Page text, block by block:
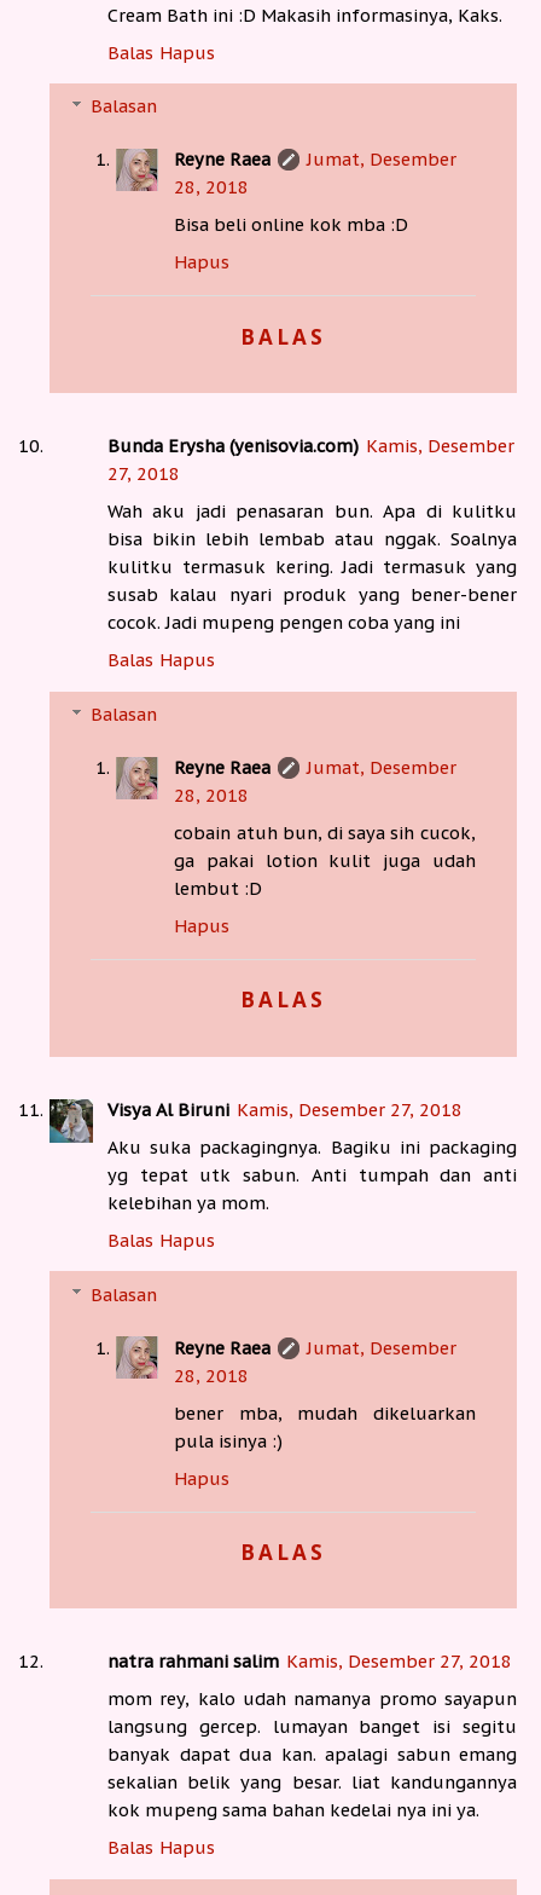
Cream Bath ini :D Makasih informasinya, Kaks.
Balas Hapus
Balasan
Reyne Raea
Jumat, Desember
28, 2018
Bisa beli online kok mba :D
Hapus
BALAS
Bunda Erysha (yenisovia.com) Kamis, Desember
27, 2018
Wah aku jadi penasaran bun. Apa di kulitku
bisa bikin lebih lembab atau nggak. Soalnya
kulitku termasuk kering. Jadi termasuk yang
susab kalau nyari produk yang bener-bener
cocok. Jadi mupeng pengen coba yang ini
Balas Hapus
Balasan
Reyne Raea
Jumat, Desember
28, 2018
cobain atuh bun, di saya sih cucok,
ga pakai lotion kulit juga udah
lembut :D
Hapus
BALAS
Visya Al Biruni Kamis, Desember 27, 2018
Aku suka packagingnya. Bagiku ini packaging
yg tepat utk sabun. Anti tumpah dan anti
kelebihan ya mom.
Balas Hapus
Balasan
Reyne Raea
Jumat, Desember
28, 2018
bener mba, mudah dikeluarkan
pula isinya :)
Hapus
BALAS
natra rahmani salim Kamis, Desember 27, 2018
mom rey, kalo udah namanya promo sayapun
langsung gercep. lumayan banget isi segitu
banyak dapat dua kan. apalagi sabun emang
sekalian belik yang besar. liat kandungannya
kok mupeng sama bahan kedelai nya ini ya.
Balas Hapus